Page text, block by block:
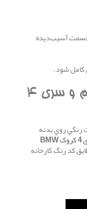
قسمت آسيب‌ديده
کامل شود.
چرا پک خشگير اورجينال بی ام و سری 4
رنگي روي بدنه
پک خشگير اورجينال بی ام و سری 4 کروک BMW
کد رنگ کارخانه